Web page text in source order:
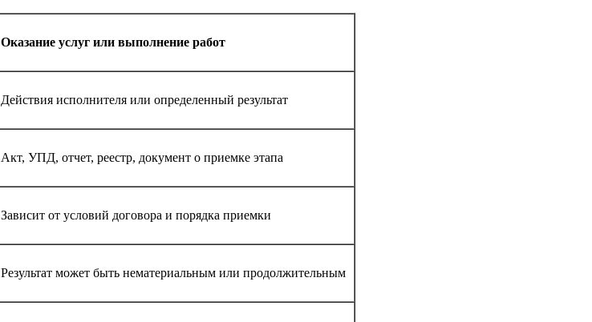
Оказание услуг или выполнение работ
Действия исполнителя или определенный результат
Акт, УПД, отчет, реестр, документ о приемке этапа
Зависит от условий договора и порядка приемки
Результат может быть нематериальным или продолжительным